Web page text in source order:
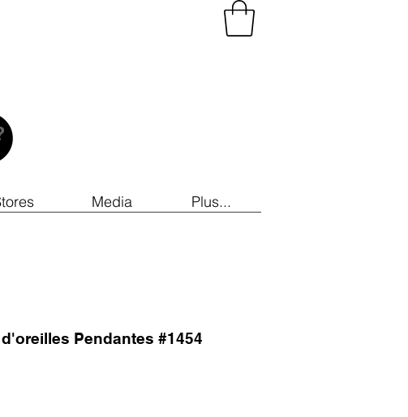
Media Plus...
Pendantes #1454